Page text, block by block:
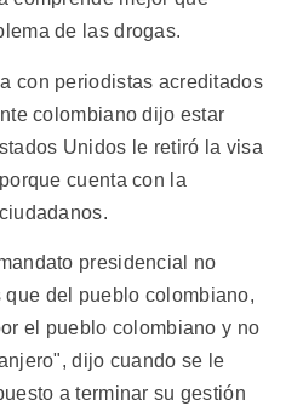
de las drogas.
con periodistas acreditados
colombiano dijo estar
Unidos le retiró la visa
cuenta con la
presidencial no
del pueblo colombiano,
el pueblo colombiano y no
dijo cuando se le
a terminar su gestión